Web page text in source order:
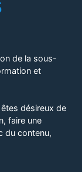
de la sous-
et
désireux de
faire une
du contenu,